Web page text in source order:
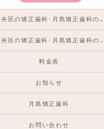
中央区の矯正歯科･月島矯正歯科の口コミ情報
中央区の矯正歯科･月島矯正歯科のお客様の声
料金表
お知らせ
月島矯正歯科
お問い合わせ